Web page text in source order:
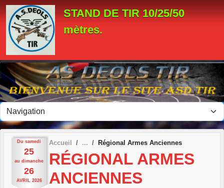
STAND DE TIR 10/25/50
mètres.
Du samedi
25
au dimanche
26
AVRIL 2026
Accueil Régional Armes Anciennes
RÉGIONAL ARMES
ANCIENNES
Panneau de gestion des cookies